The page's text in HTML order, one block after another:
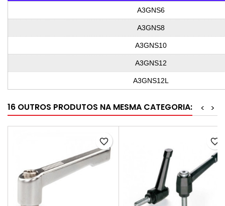
A3GNS6
A3GNS8
A3GNS10
A3GNS12
A3GNS12L
16 OUTROS PRODUTOS NA MESMA CATEGORIA: >
<
favorite_border favorite_border